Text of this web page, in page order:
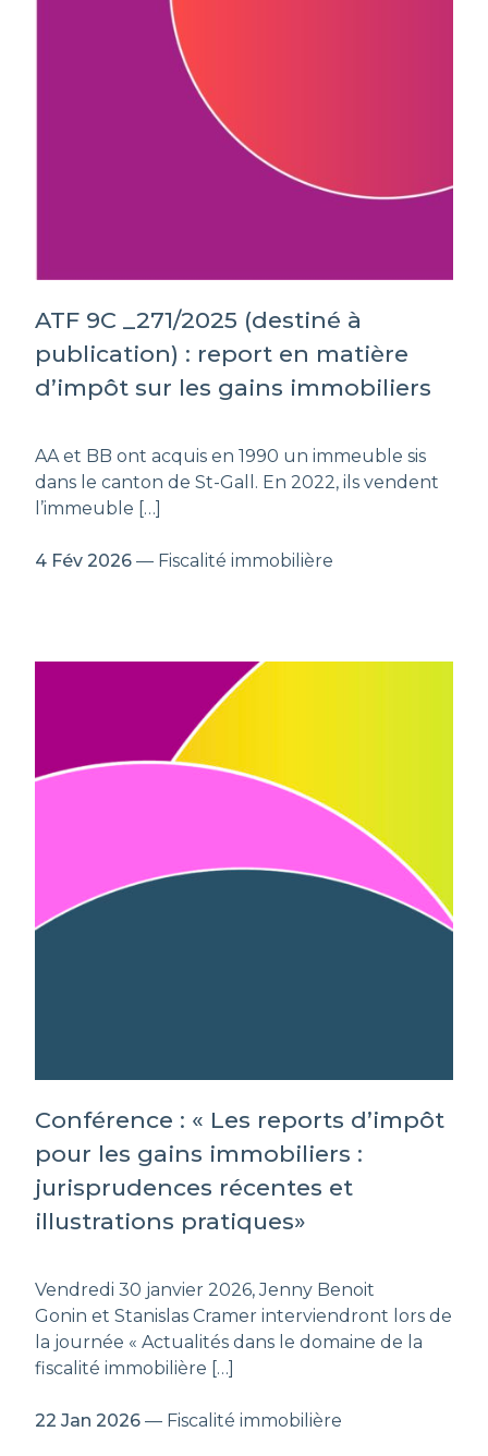
ATF 9C _271/2025 (destiné à
publication) : report en matière
d’impôt sur les gains immobiliers
AA et BB ont acquis en 1990 un immeuble sis
dans le canton de St-Gall. En 2022, ils vendent
l’immeuble […]
4 Fév 2026 — Fiscalité immobilière
Conférence : « Les reports d’impôt
pour les gains immobiliers :
jurisprudences récentes et
illustrations pratiques»
Vendredi 30 janvier 2026, Jenny Benoit
Gonin et Stanislas Cramer interviendront lors de
la journée « Actualités dans le domaine de la
fiscalité immobilière […]
22 Jan 2026 — Fiscalité immobilière